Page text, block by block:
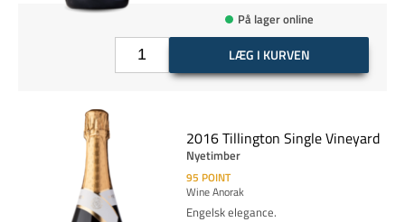
På lager online
LÆG I KURVEN
2016 Tillington Single Vineyard
Nyetimber
95 POINT
Wine Anorak
Engelsk elegance.